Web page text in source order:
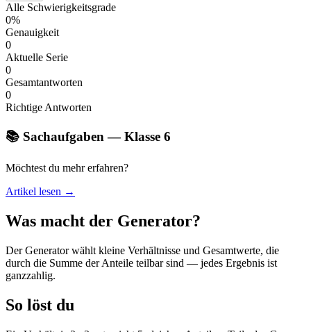
Alle Schwierigkeitsgrade
0%
Genauigkeit
0
Aktuelle Serie
0
Gesamtantworten
0
Richtige Antworten
📚 Sachaufgaben — Klasse 6
Möchtest du mehr erfahren?
Artikel lesen →
Was macht der Generator?
Der Generator wählt kleine Verhältnisse und Gesamtwerte, die
durch die Summe der Anteile teilbar sind — jedes Ergebnis ist
ganzzahlig.
So löst du